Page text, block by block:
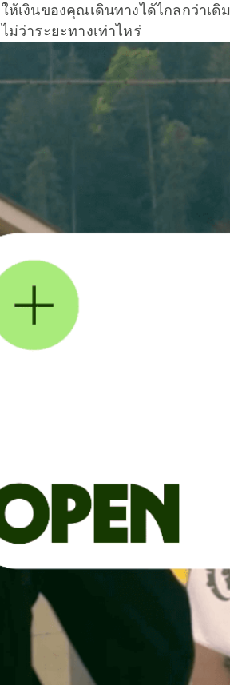
ให้เงินของคุณเดินทางได้ไกลกว่าเดิม
ไม่ว่าระยะทางเท่าไหร่